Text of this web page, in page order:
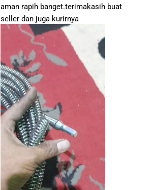
aman rapih banget.terimakasih buat
seller dan juga kurirnya